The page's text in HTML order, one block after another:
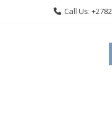
Call Us: